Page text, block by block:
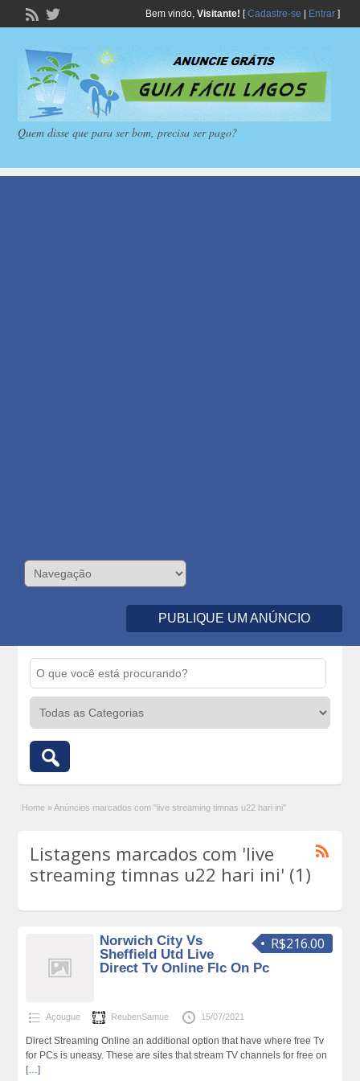
Bem vindo, Visitante! [Cadastre-se Entrar]
Quem disse que para ser bom, precisa ser pago?
PUBLIQUE UM ANÚNCIO
Home » Anúncios marcados com "live streaming timnas u22 hari ini"
Listagens marcados com 'live
streaming timnas u22 hari ini' (1)
R$216.00
Norwich City Vs
Sheffield Utd Live
Direct Tv Online Flc On Pc
Açougue ReubenSamue 15/07/2021
Direct Streaming Online an additional option that have where free Tv
for PCs is uneasy. These are sites that stream TV channels for free on
[…]